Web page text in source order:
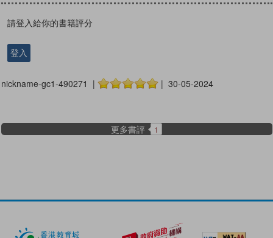
請登入給你的書籍評分
登入
nickname-gc1-490271 | | 30-05-2024
更多書評 1